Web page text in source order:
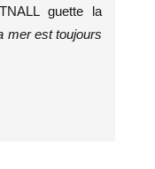
guette la
mer est toujours